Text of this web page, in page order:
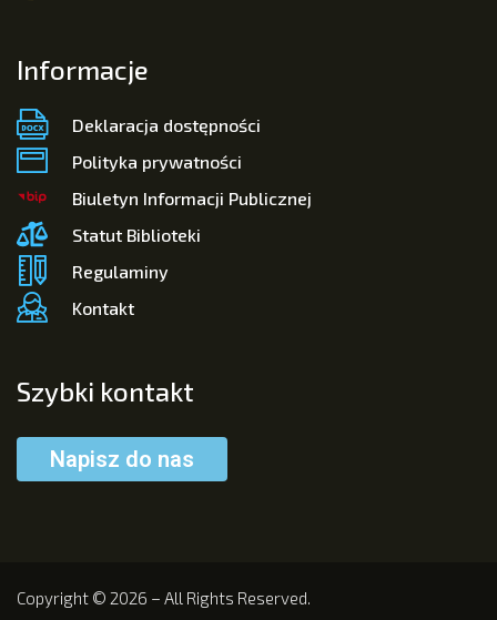
Informacje
Deklaracja dostępności
Polityka prywatności
Biuletyn Informacji Publicznej
Statut Biblioteki
Regulaminy
Kontakt
Szybki kontakt
Napisz do nas
Copyright © 2026 – All Rights Reserved.